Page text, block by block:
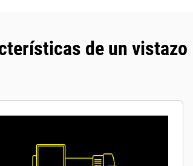
de un vistazo